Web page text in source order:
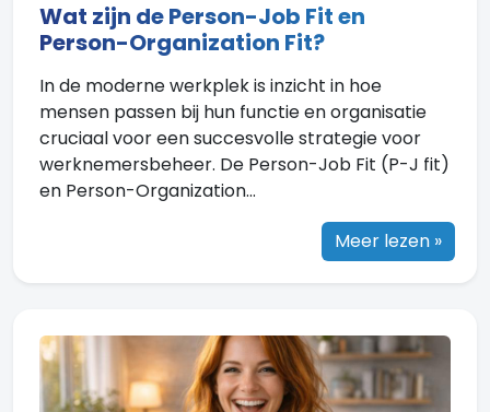
Wat zijn de Person-Job Fit en
Person-Organization Fit?
In de moderne werkplek is inzicht in hoe
mensen passen bij hun functie en organisatie
cruciaal voor een succesvolle strategie voor
werknemersbeheer. De Person-Job Fit (P-J fit)
en Person-Organization...
Meer lezen »